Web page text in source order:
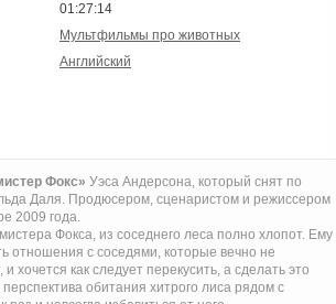
01:27:14
Мультфильмы про животных
Английский
Фокс» Уэса Андерсона, который снят по
Даля. Продюсером, сценаристом и режиссером
2009 года.
Фокса, из соседнего леса полно хлопот. Ему
отношения с соседями, которые вечно не
хочется как следует перекусить, а сделать это
обитания хитрого лиса рядом с